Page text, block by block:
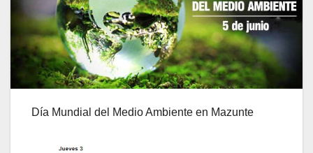
Día Mundial del Medio Ambiente en Mazunte